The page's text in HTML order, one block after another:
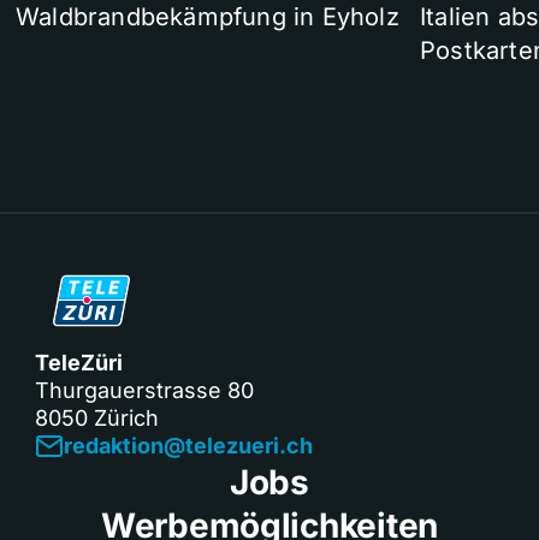
Waldbrandbekämpfung in Eyholz
Italien
TeleZüri
Thurgauerstrasse 80
8050 Zürich
redaktion@telezueri.ch
Jobs
Werbemöglichkeiten